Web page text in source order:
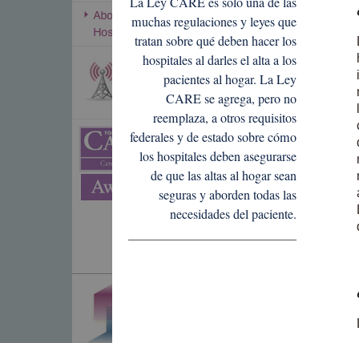
muchas regulaciones y leyes que
tratan sobre qué deben hacer los
hospitales al darles el alta a los
pacientes al hogar. La Ley
CARE se agrega, pero no
reemplaza, a otros requisitos
federales y de estado sobre cómo
los hospitales deben asegurarse
de que las altas al hogar sean
seguras y aborden todas las
necesidades del paciente.